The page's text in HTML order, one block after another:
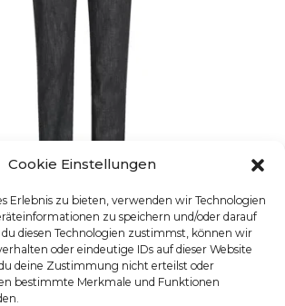
Cookie Einstellungen
Erlebnis zu bieten, verwenden wir Technologien
zu speichern und/oder darauf
diesen Technologien zustimmst, können wir
oder eindeutige IDs auf dieser Website
deine Zustimmung nicht erteilst oder
bestimmte Merkmale und Funktionen
JEANS FEMME
UGS : 1377.6900
Ce produit a plusieurs